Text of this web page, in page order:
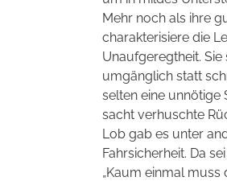
Mehr noch als ihre
charakterisiere die
Unaufgeregtheit.
umgänglich statt
selten eine unnötige
sacht verhuschte
Lob gab es unter
Fahrsicherheit. Da
„Kaum einmal muss